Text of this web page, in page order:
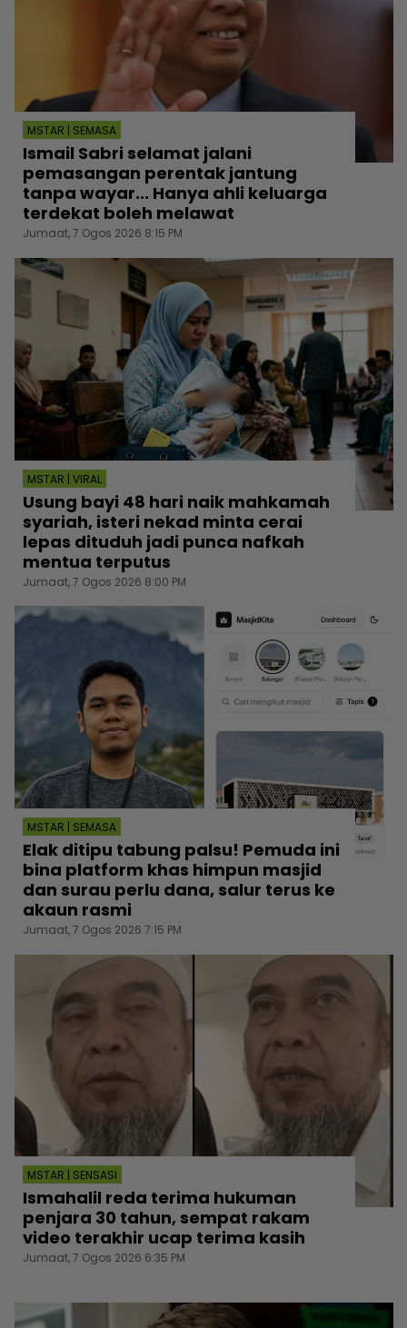
MSTAR | SEMASA
Ismail Sabri selamat jalani
pemasangan perentak jantung
tanpa wayar... Hanya ahli keluarga
terdekat boleh melawat
Jumaat, 7 Ogos 2026 8:15 PM
MSTAR | VIRAL
Usung bayi 48 hari naik mahkamah
syariah, isteri nekad minta cerai
lepas dituduh jadi punca nafkah
mentua terputus
Jumaat, 7 Ogos 2026 8:00 PM
MSTAR | SEMASA
Elak ditipu tabung palsu! Pemuda ini
bina platform khas himpun masjid
dan surau perlu dana, salur terus ke
akaun rasmi
Jumaat, 7 Ogos 2026 7:15 PM
MSTAR | SENSASI
Ismahalil reda terima hukuman
penjara 30 tahun, sempat rakam
video terakhir ucap terima kasih
Jumaat, 7 Ogos 2026 6:35 PM